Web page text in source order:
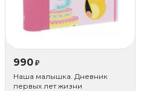
990 ₽
Наша малышка. Дневник
первых лет жизни